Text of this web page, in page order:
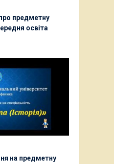
предметну
освіта
на предметну